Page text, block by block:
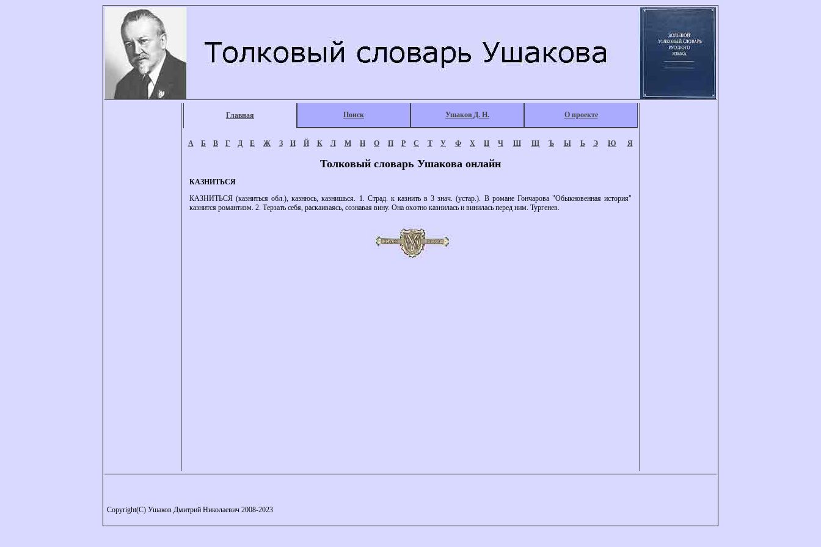
Главная Поиск Ушаков Д. Н. О проекте
А Б В Г Д Е Ж З И Й К Л М Н О П Р С Т У Ф Х Ц Ч Ш Щ Ъ Ы Ь Э Ю Я
Толковый словарь Ушакова онлайн
КАЗНИТЬСЯ
КАЗНИТЬСЯ (казниться обл.), казнюсь, казнишься. 1. Страд. к казнить в 3 знач. (устар.). В романе Гончарова "Обыкновенная история"
казнится романтизм. 2. Терзать себя, раскаиваясь, сознавая вину. Она охотно казнилась и винилась перед ним. Тургенев.
Copyright(C) Ушаков Дмитрий Николаевич 2008-2023